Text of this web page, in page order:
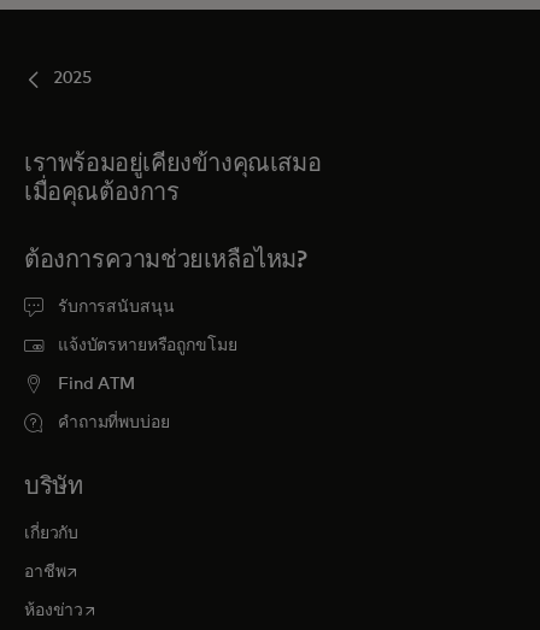
2025
เราพร้อมอยู่เคียงข้างคุณเสมอ
เมื่อคุณต้องการ
ต้องการความช่วยเหลือไหม?
รับการสนับสนุน
แจ้งบัตรหายหรือถูกขโมย
Find ATM
คำถามที่พบบ่อย
บริษัท
เกี่ยวกับ
อาชีพopens in a new tab
ห้องข่าว opens in a new tab